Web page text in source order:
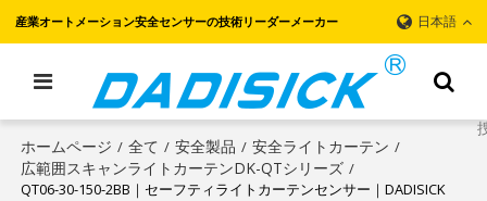
産業オートメーション安全センサーの技術リーダーメーカー 日本語
ホームページ / 全て / 安全製品 / 安全ライトカーテン /
広範囲スキャンライトカーテンDK-QTシリーズ /
QT06-30-150-2BB｜セーフティライトカーテンセンサー｜DADISICK